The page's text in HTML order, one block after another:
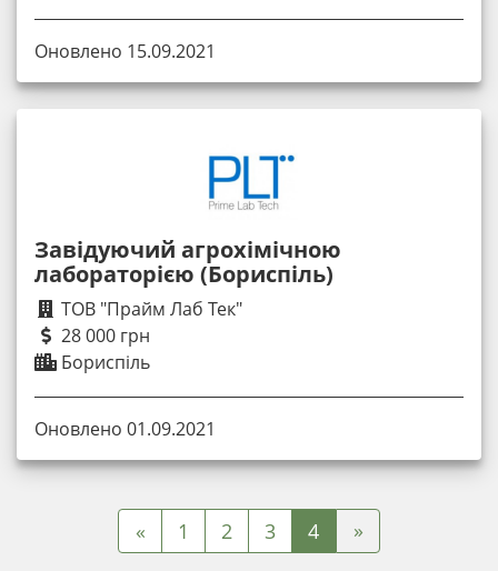
Оновлено 15.09.2021
Завідуючий агрохімічною
лабораторією (Бориспіль)
ТОВ "Прайм Лаб Тек"
28 000 грн
Бориспіль
Оновлено 01.09.2021
« 1 2 3 4 »